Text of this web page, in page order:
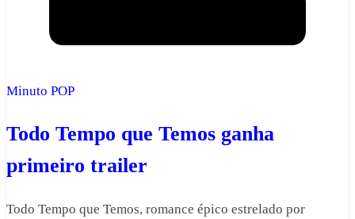
Minuto POP
Todo Tempo que Temos ganha
primeiro trailer
Todo Tempo que Temos, romance épico estrelado por